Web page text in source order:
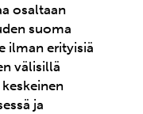
osaltaan
suoma
ilman erityisiä
välisillä
ja